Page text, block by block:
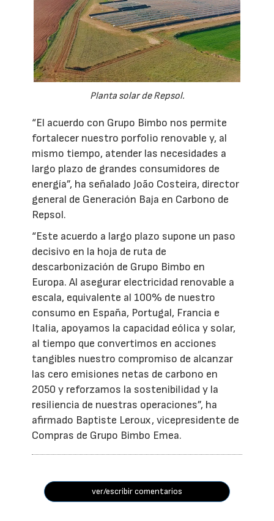
Planta solar de Repsol.
“El acuerdo con Grupo Bimbo nos permite
fortalecer nuestro porfolio renovable y, al
mismo tiempo, atender las necesidades a
largo plazo de grandes consumidores de
energía”, ha señalado João Costeira, director
general de Generación Baja en Carbono de
Repsol.
“Este acuerdo a largo plazo supone un paso
decisivo en la hoja de ruta de
descarbonización de Grupo Bimbo en
Europa. Al asegurar electricidad renovable a
escala, equivalente al 100% de nuestro
consumo en España, Portugal, Francia e
Italia, apoyamos la capacidad eólica y solar,
al tiempo que convertimos en acciones
tangibles nuestro compromiso de alcanzar
las cero emisiones netas de carbono en
2050 y reforzamos la sostenibilidad y la
resiliencia de nuestras operaciones”, ha
afirmado Baptiste Leroux, vicepresidente de
Compras de Grupo Bimbo Emea.
ver/escribir comentarios